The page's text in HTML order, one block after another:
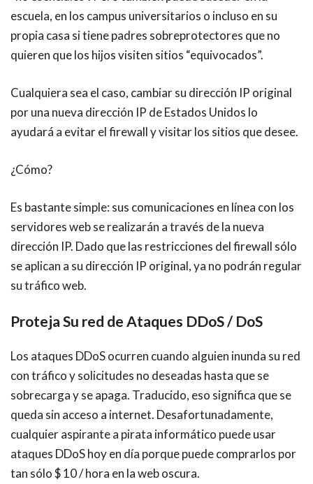
escuela, en los campus universitarios o incluso en su
propia casa si tiene padres sobreprotectores que no
quieren que los hijos visiten sitios “equivocados”.
Cualquiera sea el caso, cambiar su dirección IP original
por una nueva dirección IP deEstados Unidos lo
ayudará a evitar el firewall y visitar los sitios que desee.
¿Cómo?
Es bastante simple: sus comunicaciones en línea con los
servidores web se realizarán a través de la nueva
dirección IP. Dado que las restricciones del firewall sólo
se aplican a su dirección IP original, ya no podrán regular
su tráfico web.
Proteja Su red de Ataques DDoS / DoS
Los ataques DDoS ocurren cuando alguien inunda su red
con tráfico y solicitudes no deseadas hasta que se
sobrecarga y se apaga. Traducido, eso significa que se
queda sin acceso a internet. Desafortunadamente,
cualquier aspirante a pirata informático puede usar
ataques DDoS hoy en día porque puede comprarlos por
tan sólo $ 10 / hora en la web oscura.